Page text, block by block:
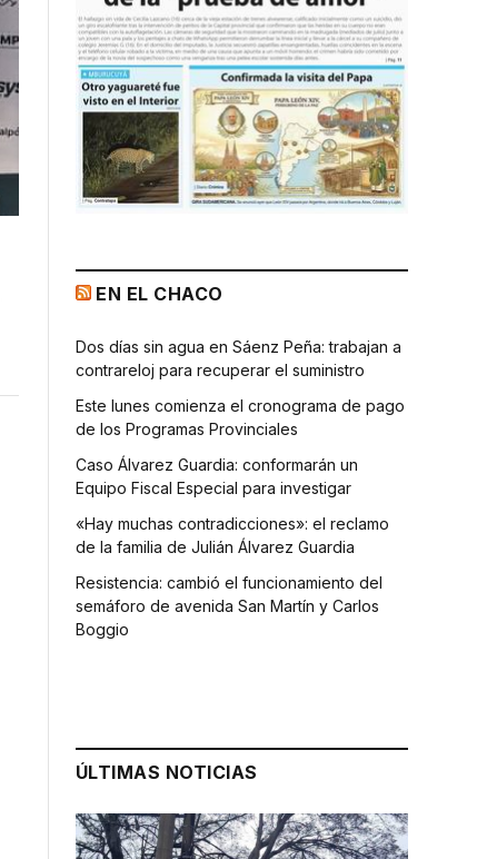
EN EL CHACO
Dos días sin agua en Sáenz Peña: trabajan a
contrareloj para recuperar el suministro
Este lunes comienza el cronograma de pago
de los Programas Provinciales
Caso Álvarez Guardia: conformarán un
Equipo Fiscal Especial para investigar
«Hay muchas contradicciones»: el reclamo
de la familia de Julián Álvarez Guardia
Resistencia: cambió el funcionamiento del
semáforo de avenida San Martín y Carlos
Boggio
ÚLTIMAS NOTICIAS